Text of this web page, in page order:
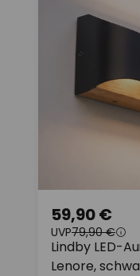
Lindby LED-
Lenore,
59,90 €
UVP79,90 €